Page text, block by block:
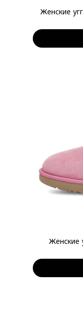
Женские
Женские